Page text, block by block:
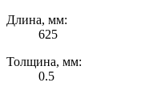
Длина, мм:
625
Толщина, мм:
0.5